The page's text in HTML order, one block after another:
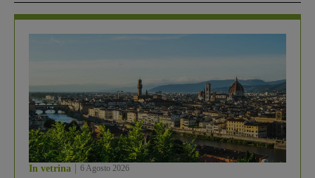
In vetrina 6 Agosto 2026